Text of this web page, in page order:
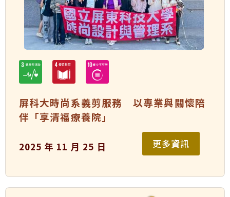
屏科大時尚系義剪服務 以專業與關懷陪
伴「享清福療養院」
2025 年 11 月 25 日 更多資訊